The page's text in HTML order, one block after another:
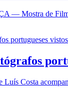
— Mostra de
Luís Costa